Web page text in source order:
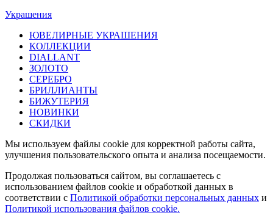
Украшения
ЮВЕЛИРНЫЕ УКРАШЕНИЯ
КОЛЛЕКЦИИ
DIALLANT
ЗОЛОТО
СЕРЕБРО
БРИЛЛИАНТЫ
БИЖУТЕРИЯ
НОВИНКИ
СКИДКИ
Мы используем файлы cookie для корректной работы сайта,
улучшения пользовательского опыта и анализа посещаемости.
Продолжая пользоваться сайтом, вы соглашаетесь с
использованием файлов cookie и обработкой данных в
соответствии с Политикой обработки персональных данных и
Политикой использования файлов cookie.